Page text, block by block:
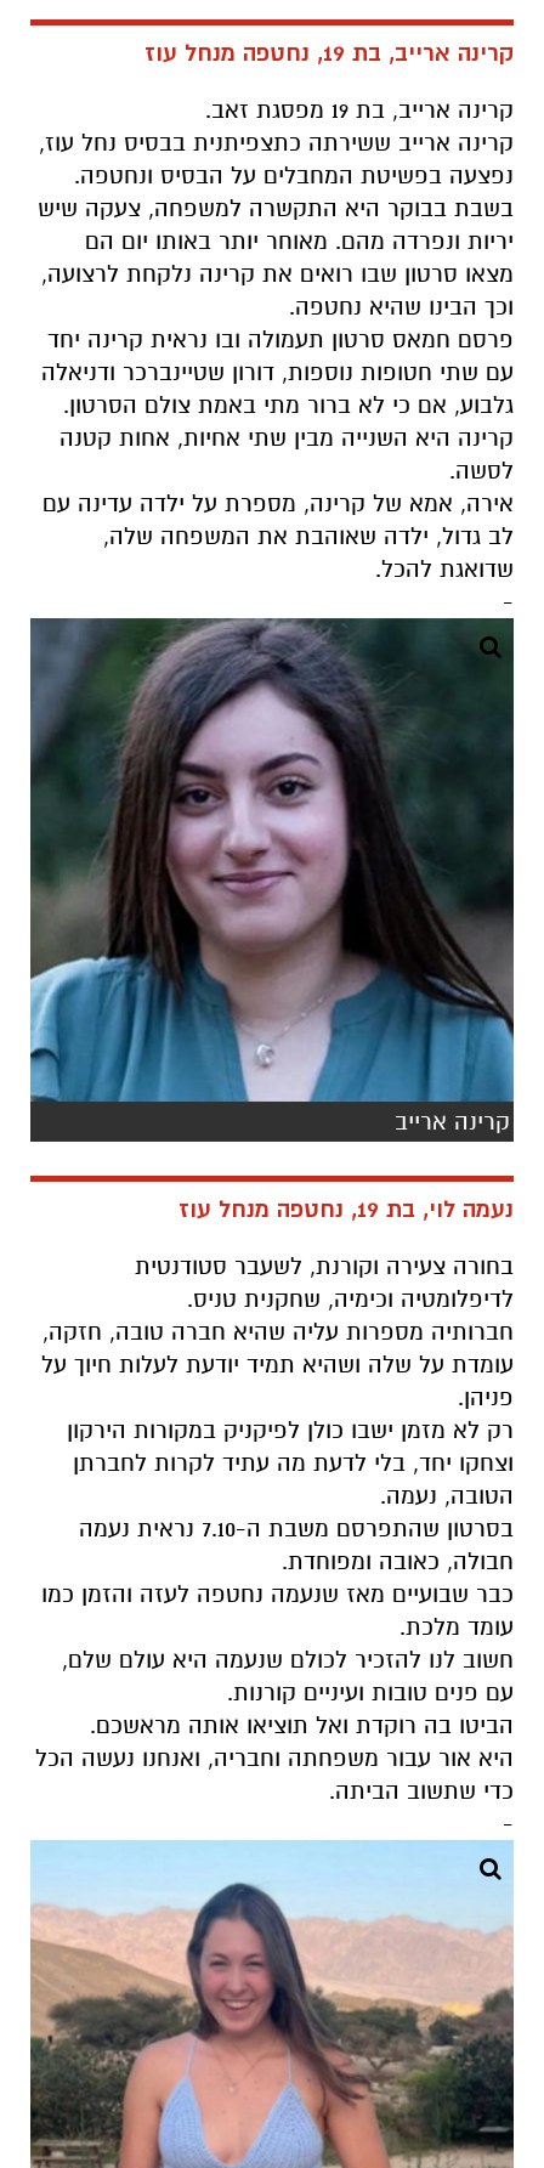
קרינה ארייב, בת 19, נחטפה מנחל עוז
קרינה ארייב, בת 19 מפסגת זאב.
קרינה ארייב ששירתה כתצפיתנית בבסיס נחל עוז,
נפצעה בפשיטת המחבלים על הבסיס ונחטפה.
בשבת בבוקר היא התקשרה למשפחה, צעקה שיש
יריות ונפרדה מהם. מאוחר יותר באותו יום הם
מצאו סרטון שבו רואים את קרינה נלקחת לרצועה,
וכך הבינו שהיא נחטפה.
פרסם חמאס סרטון תעמולה ובו נראית קרינה יחד
עם שתי חטופות נוספות, דורון שטיינברכר ודניאלה
גלבוע, אם כי לא ברור מתי באמת צולם הסרטון.
קרינה היא השנייה מבין שתי אחיות, אחות קטנה
לסשה.
אירה, אמא של קרינה, מספרת על ילדה עדינה עם
לב גדול, ילדה שאוהבת את המשפחה שלה,
שדואגת להכל.
-
קרינה ארייב
נעמה לוי, בת 19, נחטפה מנחל עוז
בחורה צעירה וקורנת, לשעבר סטודנטית
לדיפלומטיה וכימיה, שחקנית טניס.
חברותיה מספרות עליה שהיא חברה טובה, חזקה,
עומדת על שלה ושהיא תמיד יודעת לעלות חיוך על
פניהן.
רק לא מזמן ישבו כולן לפיקניק במקורות הירקון
וצחקו יחד, בלי לדעת מה עתיד לקרות לחברתן
הטובה, נעמה.
בסרטון שהתפרסם משבת ה-7.10 נראית נעמה
חבולה, כאובה ומפוחדת.
כבר שבועיים מאז שנעמה נחטפה לעזה והזמן כמו
עומד מלכת.
חשוב לנו להזכיר לכולם שנעמה היא עולם שלם,
עם פנים טובות ועיניים קורנות.
הביטו בה רוקדת ואל תוציאו אותה מראשכם.
היא אור עבור משפחתה וחבריה, ואנחנו נעשה הכל
כדי שתשוב הביתה.
-